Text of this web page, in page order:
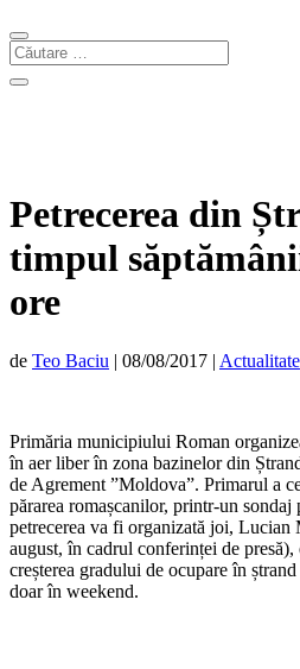
Petrecerea din
timpul
ore
de Teo Baciu | 08/08/2017 | Actualitate
Primăria municipiului Roman
în aer liber în zona bazinelor din
de Agrement ”Moldova”. Primarul a
părarea romașcanilor, printr-un sondaj
petrecerea va fi organizată joi,
august, în cadrul conferinței de presă),
creșterea gradului de ocupare în
doar în weekend.